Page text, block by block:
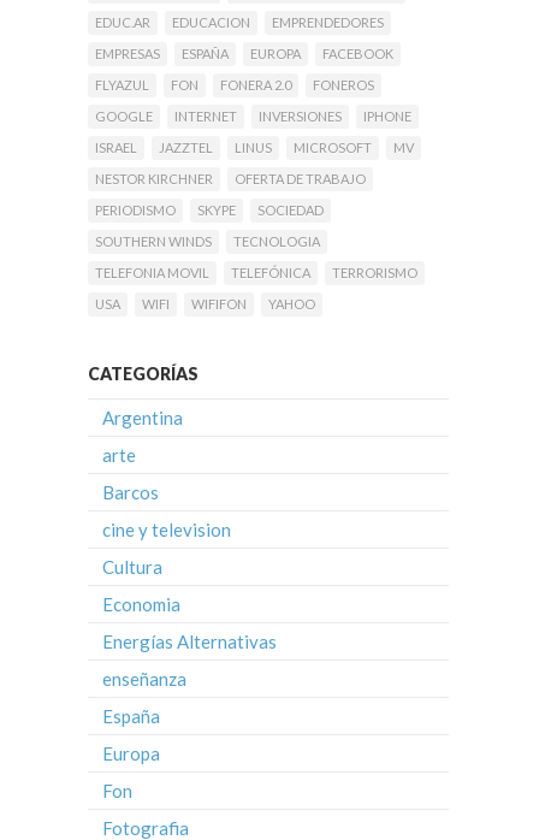
EDUC.AR
EDUCACION
EMPRENDEDORES
EMPRESAS
ESPAÑA EUROPA
FACEBOOK
FLYAZUL
FON FONERA 2.0
FONEROS
GOOGLE
INTERNET INVERSIONES
IPHONE
ISRAEL
JAZZTEL LINUS MICROSOFT
MV
NESTOR KIRCHNER
OFERTA DE TRABAJO
PERIODISMO
SKYPE
SOCIEDAD
SOUTHERN WINDS
TECNOLOGIA
TELEFONIA MOVIL
TELEFÓNICA
TERRORISMO
USA
WIFI WIFIFON YAHOO
CATEGORÍAS
Argentina
arte
Barcos
cine y television
Cultura
Economia
Energías Alternativas
enseñanza
España
Europa
Fon
Fotografia